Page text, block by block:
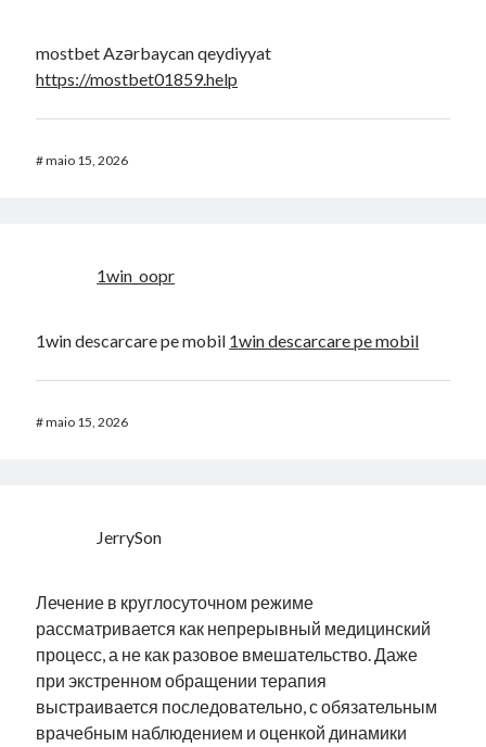
mostbet Azərbaycan qeydiyyat
https://mostbet01859.help
#maio 15, 2026
1win_oopr
1win descarcare pe mobil 1win descarcare pe mobil
#maio 15, 2026
JerrySon
Лечение в круглосуточном режиме
рассматривается как непрерывный медицинский
процесс, а не как разовое вмешательство. Даже
при экстренном обращении терапия
выстраивается последовательно, с обязательным
врачебным наблюдением и оценкой динамики